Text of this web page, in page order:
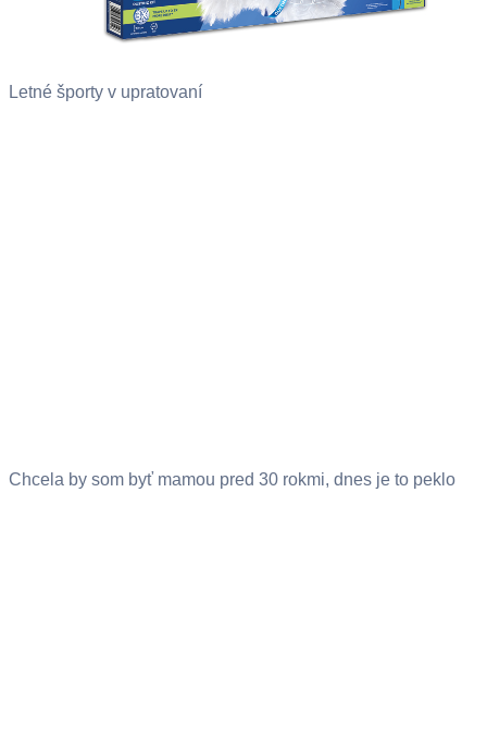
Letné športy v upratovaní
Chcela by som byť mamou pred 30 rokmi, dnes je to peklo